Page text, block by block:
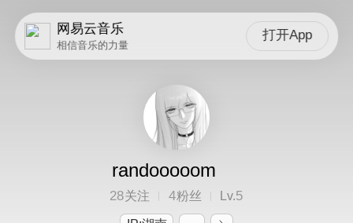
网易云音乐
相信音乐的力量
打开App
randooooom
28关注 4粉丝 Lv.5